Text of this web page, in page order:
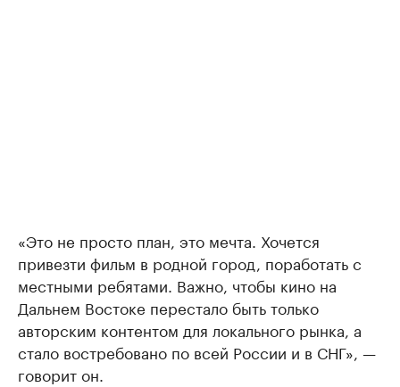
«Это не просто план, это мечта. Хочется
привезти фильм в родной город, поработать с
местными ребятами. Важно, чтобы кино на
Дальнем Востоке перестало быть только
авторским контентом для локального рынка, а
стало востребовано по всей России и в СНГ», —
говорит он.